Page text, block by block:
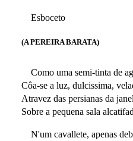
Esboceto
(A PEREIRA BARATA)
Como uma semi-tinta de
Côa-se a luz, dulcissima,
Atravez das persianas da
Sobre a pequena sala
N'um cavallete, apenas